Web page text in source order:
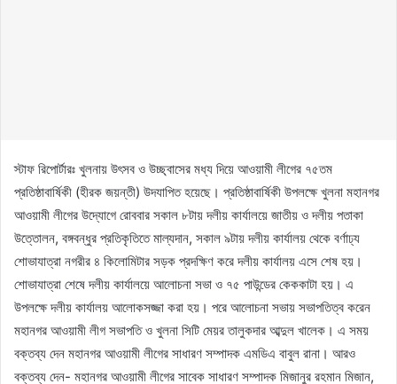
স্টাফ রিপোর্টারঃ খুলনায় উৎসব ও উচ্ছ্বাসের মধ্য দিয়ে আওয়ামী লীগের ৭৫তম
প্রতিষ্ঠাবার্ষিকী (হীরক জয়ন্তী) উদযাপিত হয়েছে। প্রতিষ্ঠাবার্ষিকী উপলক্ষে খুলনা মহানগর
আওয়ামী লীগের উদ্যোগে রোববার সকাল ৮টায় দলীয় কার্যালয়ে জাতীয় ও দলীয় পতাকা
উত্তোলন, বঙ্গবন্ধুর প্রতিকৃতিতে মাল্যদান, সকাল ৯টায় দলীয় কার্যালয় থেকে বর্ণাঢ্য
শোভাযাত্রা নগরীর ৪ কিলোমিটার সড়ক প্রদক্ষিণ করে দলীয় কার্যালয় এসে শেষ হয়।
শোভাযাত্রা শেষে দলীয় কার্যালয়ে আলোচনা সভা ও ৭৫ পাউন্ডের কেককাটা হয়। এ
উপলক্ষে দলীয় কার্যালয় আলোকসজ্জা করা হয়। পরে আলোচনা সভায় সভাপতিত্ব করেন
মহানগর আওয়ামী লীগ সভাপতি ও খুলনা সিটি মেয়র তালুকদার আব্দুল খালেক। এ সময়
বক্তব্য দেন মহানগর আওয়ামী লীগের সাধারণ সম্পাদক এমডিএ বাবুল রানা। আরও
বক্তব্য দেন- মহানগর আওয়ামী লীগের সাবেক সাধারণ সম্পাদক মিজানুর রহমান মিজান,